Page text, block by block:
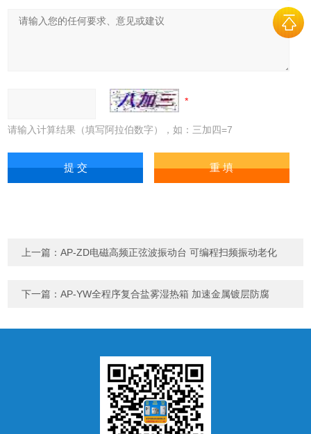
请输入计算结果（填写阿拉伯数字），如：三加四=7
上一篇：AP-ZD电磁高频正弦波振动台 可编程扫频振动老化
下一篇：AP-YW全程序复合盐雾湿热箱 加速金属镀层防腐